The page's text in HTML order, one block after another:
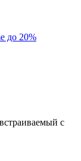
до 20%
с